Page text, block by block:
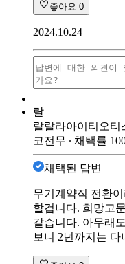
좋아요 0
2024.10.24
랄
랄랄라아이티 오티
코전무 ∙ 채택률
채택된 답변
무기계약직 전환
할겁니다. 희망고
같습니다. 아무래
보니 2년까지는